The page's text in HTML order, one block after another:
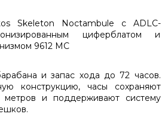
и запас хода до72 часов.
конструкцию, часы сохраняют
метров и поддерживают систему